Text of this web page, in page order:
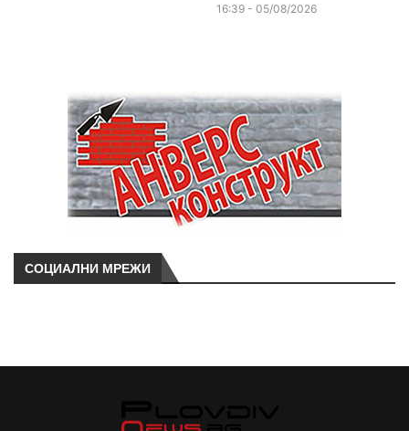
16:39 - 05/08/2026
СОЦИАЛНИ МРЕЖИ